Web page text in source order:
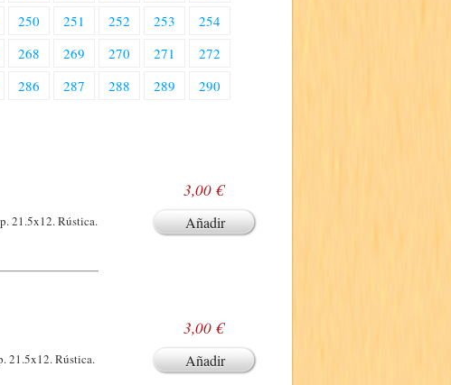
250 251 252 253
254
268 269 270 271
272
286 287 288 289
290
21.5x12. Rústica.
3,00 €
Añadir
21.5x12. Rústica.
3,00 €
Añadir